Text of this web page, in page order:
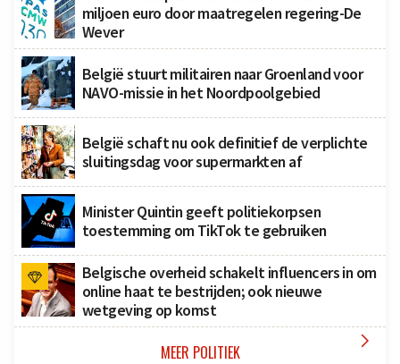
miljoen euro door maatregelen regering-De
Wever
België stuurt militairen naar Groenland voor
NAVO-missie in het Noordpoolgebied
België schaft nu ook definitief de verplichte
sluitingsdag voor supermarkten af
Minister Quintin geeft politiekorpsen
toestemming om TikTok te gebruiken
Belgische overheid schakelt influencers in om
online haat te bestrijden; ook nieuwe
wetgeving op komst
MEER POLITIEK 